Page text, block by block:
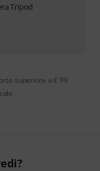
Tripod
superiore a € 99